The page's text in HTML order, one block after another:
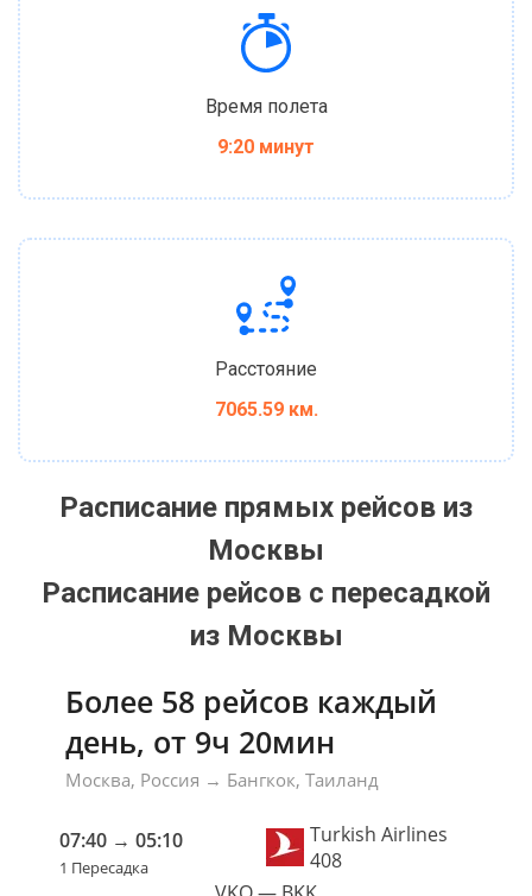
Время полета
9:20 минут
Расстояние
7065.59 км.
Расписание прямых рейсов из
Москвы
Расписание рейсов с пересадкой
из Москвы
Более 58 рейсов каждый
день, от 9ч 20мин
Москва, Россия → Бангкок, Таиланд
07:40 → 05:10
1 Пересадка
Turkish Airlines
408